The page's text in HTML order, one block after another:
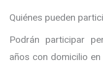
Quiénes pueden
Podrán participar
años con domicilio